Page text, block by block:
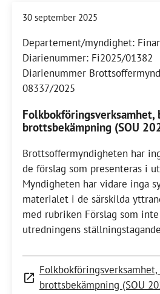
30 september 2025
Departement/myndighet:
Diarienummer: Fi2025/01382
Diarienummer
08337/2025
Folkbokföringsverksamhet,
brottsbekämpning (SOU
Brottsoffermyndigheten har
de förslag som presenteras i
Myndigheten har vidare inga
materialet i de särskilda
med rubriken Förslag som
utredningens
brottsbekämpning (SOU